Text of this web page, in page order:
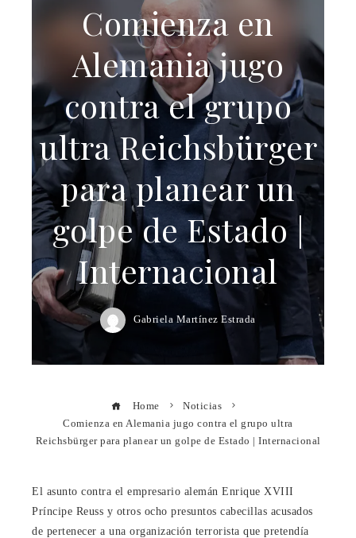
Comienza en
Alemania jugo
contra el grupo
ultra Reichsbürger
para planear un
golpe de Estado |
Internacional
Gabriela Martínez Estrada
Home
Noticias
Comienza en Alemania jugo contra el grupo ultra
Reichsbürger para planear un golpe de Estado | Internacional
El asunto contra el empresario alemán Enrique XVIII
Príncipe Reuss y otros ocho presuntos cabecillas acusados ​​
de pertenecer a una organización terrorista que pretendía